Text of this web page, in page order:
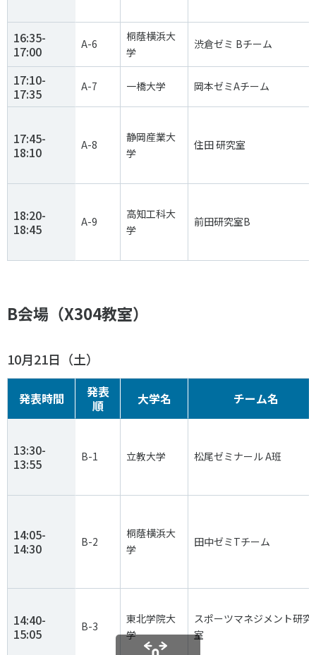
16:35-
17:00
A-6
桐蔭横浜大
学
渋倉ゼミ Bチーム
17:10-
17:35
A-7 一橋大学 岡本ゼミAチーム
17:45-
18:10
A-8
静岡産業大
学
住田 研究室
18:20-
18:45
A-9
高知工科大
学
前田研究室B
B会場（X304教室）
10月21日（土）
発表時間
発表
順
大学名 チーム名
13:30-
13:55
B-1 立教大学 松尾ゼミナール A班
14:05-
14:30
B-2
桐蔭横浜大
学
田中ゼミTチーム
14:40-
15:05
B-3
東北学院大
学
スポーツマネジメント研究
室